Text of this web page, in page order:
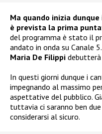
Ma quando inizia
è prevista la prima
del programma è stato il
andato in onda su Canale
Maria De Filippi
In questi giorni dunque i
impegnando al massimo
aspettative del pubblico.
tuttavia ci saranno ben
considerarsi al sicuro.